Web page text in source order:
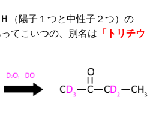
Ｈ
（陽子１つと中性子２つ）の
てこいつの、別名は 「トリチウ